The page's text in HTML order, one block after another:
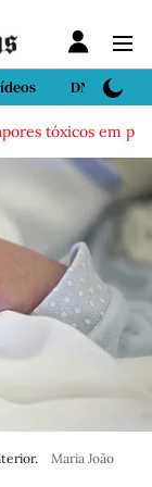
DN Sport
tóxicos em
Maria João